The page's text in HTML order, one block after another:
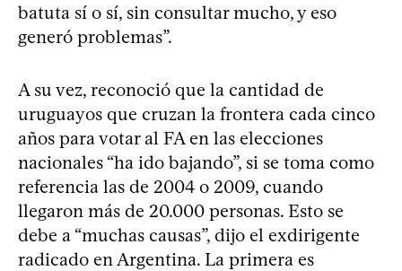
batuta sí o sí, sin consultar mucho, y eso
generó problemas”.
A su vez, reconoció que la cantidad de
uruguayos que cruzan la frontera cada cinco
años para votar al FA en las elecciones
nacionales “ha ido bajando”, si se toma como
referencia las de 2004 o 2009, cuando
llegaron más de 20.000 personas. Esto se
debe a “muchas causas”, dijo el exdirigente
radicado en Argentina. La primera es